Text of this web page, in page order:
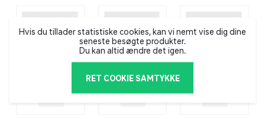
Hvis du tillader statistiske cookies, kan vi nemt vise dig dine
seneste besøgte produkter.
Du kan altid ændre det igen.
RET COOKIE SAMTYKKE